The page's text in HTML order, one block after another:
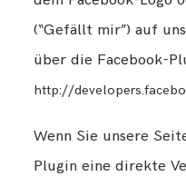
(“Gefällt mir”) auf
über die Facebook-
http://
Wenn Sie unsere
Plugin eine direkte